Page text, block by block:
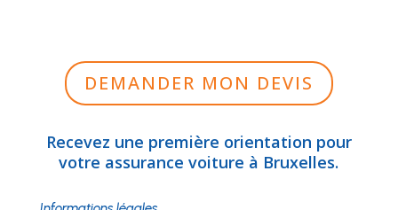
DEMANDER MON DEVIS
Recevez une première orientation pour
votre assurance voiture à Bruxelles.